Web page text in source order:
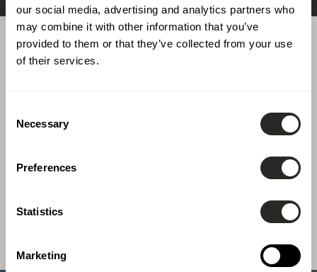
our social media, advertising and analytics partners who
may combine it with other information that you’ve
provided to them or that they’ve collected from your use
of their services.
Selection
Necessary
Preferences
Statistics
Marketing
pluridisciplinaire au service de projets variés et
ambitieux, en adaptant nos solutions aux